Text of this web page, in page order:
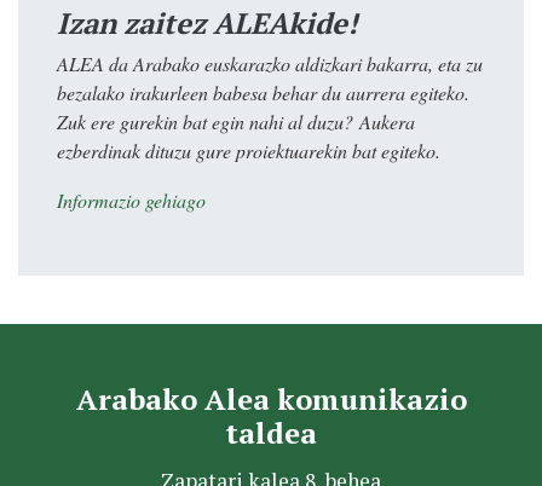
Izan zaitez ALEAkide!
ALEA da Arabako euskarazko aldizkari bakarra, eta zu
bezalako irakurleen babesa behar du aurrera egiteko.
Zuk ere gurekin bat egin nahi al duzu? Aukera
ezberdinak dituzu gure proiektuarekin bat egiteko.
Informazio gehiago
Arabako Alea komunikazio
taldea